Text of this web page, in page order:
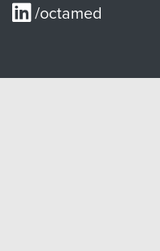
/octamed